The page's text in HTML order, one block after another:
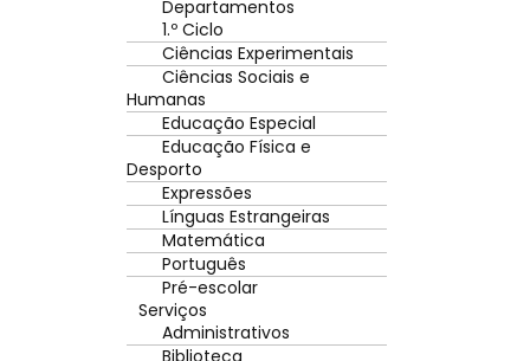
Departamentos
1.º Ciclo
Ciências Experimentais
Ciências Sociais e
Humanas
Educação Especial
Educação Física e
Desporto
Expressões
Línguas Estrangeiras
Matemática
Português
Pré-escolar
Serviços
Administrativos
Biblioteca